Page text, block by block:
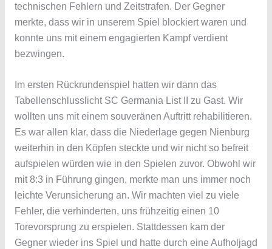
technischen Fehlern und Zeitstrafen. Der Gegner
merkte, dass wir in unserem Spiel blockiert waren und
konnte uns mit einem engagierten Kampf verdient
bezwingen.
Im ersten Rückrundenspiel hatten wir dann das
Tabellenschlusslicht SC Germania List II zu Gast. Wir
wollten uns mit einem souveränen Auftritt rehabilitieren.
Es war allen klar, dass die Niederlage gegen Nienburg
weiterhin in den Köpfen steckte und wir nicht so befreit
aufspielen würden wie in den Spielen zuvor. Obwohl wir
mit 8:3 in Führung gingen, merkte man uns immer noch
leichte Verunsicherung an. Wir machten viel zu viele
Fehler, die verhinderten, uns frühzeitig einen 10
Torevorsprung zu erspielen. Stattdessen kam der
Gegner wieder ins Spiel und hatte durch eine Aufholjagd